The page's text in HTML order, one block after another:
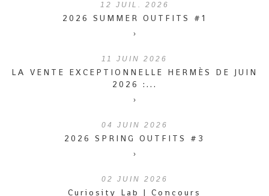
12 JUIL. 2026
2026 SUMMER OUTFITS #1
›
11 JUIN 2026
LA VENTE EXCEPTIONNELLE HERMÈS DE JUIN
2026 :...
›
04 JUIN 2026
2026 SPRING OUTFITS #3
›
02 JUIN 2026
Curiosity Lab | Concours